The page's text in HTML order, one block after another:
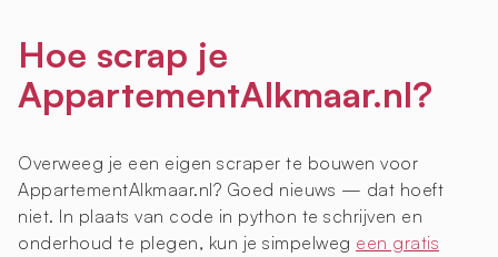
Hoe scrap je
AppartementAlkmaar.nl?
Overweeg je een eigen scraper te bouwen voor
AppartementAlkmaar.nl? Goed nieuws — dat hoeft
niet. In plaats van code in python te schrijven en
onderhoud te plegen, kun je simpelweg een gratis